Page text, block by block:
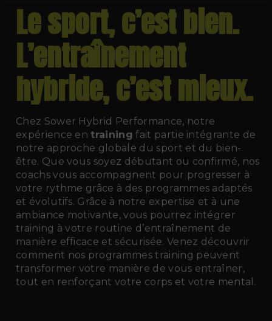
Le sport, c’est bien.
L’entraînement
hybride, c’est mieux.
Chez Sower Hybrid Performance, notre
expérience entraining fait partie intégrante de
notre approche globale du sport et du bien-
être. Que vous soyez débutant ou confirmé, nos
coachs vous accompagnent pour progresser à
votre rythme grâce à des programmes adaptés
et évolutifs. Grâce à notre expertise et à une
ambiance motivante, vous pourrez intégrer
training à votre routine d’entraînement de
manière efficace et sécurisée. Venez découvrir
comment nos programmes training peuvent
transformer votre manière de vous entraîner,
tout en renforçant votre corps et votre mental.